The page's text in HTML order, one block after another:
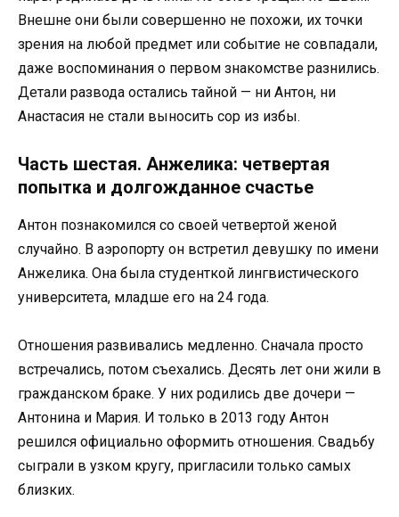
Внешне они были совершенно не похожи, их точки
зрения на любой предмет или событие не совпадали,
даже воспоминания о первом знакомстве разнились.
Детали развода остались тайной — ни Антон, ни
Анастасия не стали выносить сор из избы.
Часть шестая. Анжелика: четвертая
попытка и долгожданное счастье
Антон познакомился со своей четвертой женой
случайно. В аэропорту он встретил девушку по имени
Анжелика. Она была студенткой лингвистического
университета, младше его на 24 года.
Отношения развивались медленно. Сначала просто
встречались, потом съехались. Десять лет они жили в
гражданском браке. У них родились две дочери —
Антонина и Мария. И только в 2013 году Антон
решился официально оформить отношения. Свадьбу
сыграли в узком кругу, пригласили только самых
близких.